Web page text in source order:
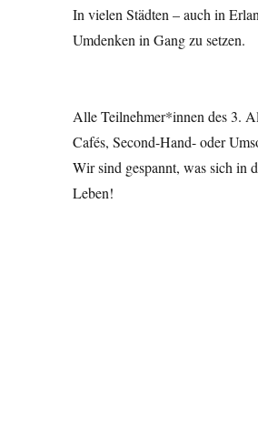
In vielen Städten – auch in
Umdenken in Gang zu setzen.
Alle Teilnehmer*innen des 3.
Cafés, Second-Hand- oder
Wir sind gespannt, was sich in
Leben!